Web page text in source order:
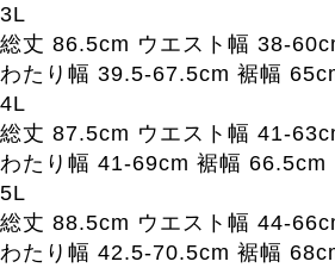
3L
総丈 86.5cm ウエスト幅 38-
わたり幅 39.5-67.5cm 裾幅
4L
総丈 87.5cm ウエスト幅 41-
わたり幅 41-69cm 裾幅 66.5cm
5L
総丈 88.5cm ウエスト幅 44-
わたり幅 42.5-70.5cm 裾幅